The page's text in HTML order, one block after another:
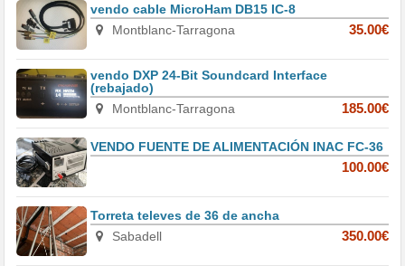
vendo cable MicroHam DB15 IC-8
Montblanc-Tarragona
35.00€
vendo DXP 24-Bit Soundcard Interface
(rebajado)
Montblanc-Tarragona
185.00€
VENDO FUENTE DE ALIMENTACIÓN INAC FC-36
100.00€
Torreta televes de 36 de ancha
Sabadell
350.00€